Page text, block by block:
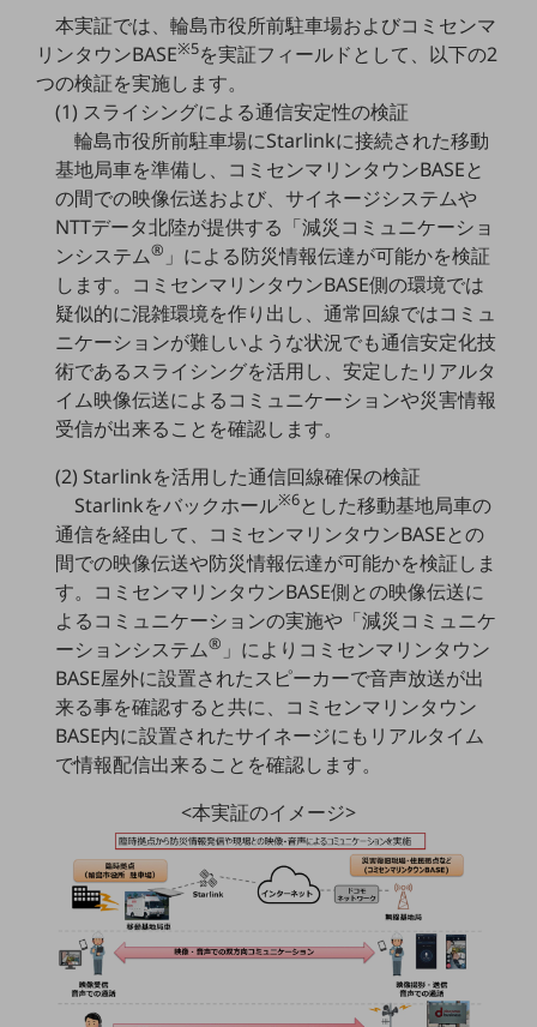
地域共創・地方創生
セキュリティ対策
遠隔監視
顧客体験（CX）改善
自動化・省電化
人材不足解消
業種・業態で探す
業種・業態で探すTOP
一次産業
医療・介護
モビリティ
製造・建設業
キーワードで探す
モバイルTOP
法人向けスマホ・携帯に関する、
おすすめの機種、料金やサービスをご紹介
ビジネス向けスマートフォン
タフネススマートフォン
データ通信製品
ドコモケータイ
本実証では、輪島市役所前駐車場およびコミセンマ
リンタウンBASE※5を実証フィールドとして、以下の2
つの検証を実施します。
(1) スライシングによる通信安定性の検証
輪島市役所前駐車場にStarlinkに接続された移動
基地局車を準備し、コミセンマリンタウンBASEと
の間での映像伝送および、サイネージシステムや
NTTデータ北陸が提供する「減災コミュニケーショ
ンシステム® 」による防災情報伝達が可能かを検証
します。コミセンマリンタウンBASE側の環境では
疑似的に混雑環境を作り出し、通常回線ではコミュ
ニケーションが難しいような状況でも通信安定化技
術であるスライシングを活用し、安定したリアルタ
イム映像伝送によるコミュニケーションや災害情報
受信が出来ることを確認します。
(2) Starlinkを活用した通信回線確保の検証
Starlinkをバックホール※6とした移動基地局車の
通信を経由して、コミセンマリンタウンBASEとの
間での映像伝送や防災情報伝達が可能かを検証しま
す。コミセンマリンタウンBASE側との映像伝送に
よるコミュニケーションの実施や「減災コミュニケ
ーションシステム® 」によりコミセンマリンタウン
BASE屋外に設置されたスピーカーで音声放送が出
来る事を確認すると共に、コミセンマリンタウン
BASE内に設置されたサイネージにもリアルタイム
で情報配信出来ることを確認します。
<本実証のイメージ>